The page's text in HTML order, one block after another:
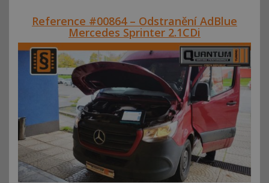
Reference #00864 – Odstranění AdBlue
Mercedes Sprinter 2.1CDi